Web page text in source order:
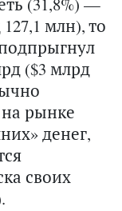
млн), то
($3 млрд
рынке
денег,
своих